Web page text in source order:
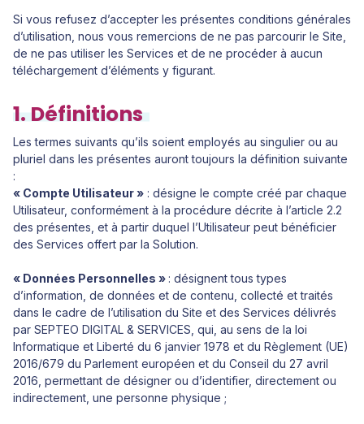
Si vous refusez d’accepter les présentes conditions générales
d’utilisation, nous vous remercions de ne pas parcourir le Site,
de ne pas utiliser les Services et de ne procéder à aucun
téléchargement d’éléments y figurant.
1. Définitions
Les termes suivants qu’ils soient employés au singulier ou au
pluriel dans les présentes auront toujours la définition suivante
:
« Compte Utilisateur » : désigne le compte créé par chaque
Utilisateur, conformément à la procédure décrite à l’article 2.2
des présentes, et à partir duquel l’Utilisateur peut bénéficier
des Services offert par la Solution.
« Données Personnelles » : désignent tous types
d’information, de données et de contenu, collecté et traités
dans le cadre de l’utilisation du Site et des Services délivrés
par SEPTEO DIGITAL & SERVICES, qui, au sens de la loi
Informatique et Liberté du 6 janvier 1978 et du Règlement (UE)
2016/679 du Parlement européen et du Conseil du 27 avril
2016, permettant de désigner ou d’identifier, directement ou
indirectement, une personne physique ;